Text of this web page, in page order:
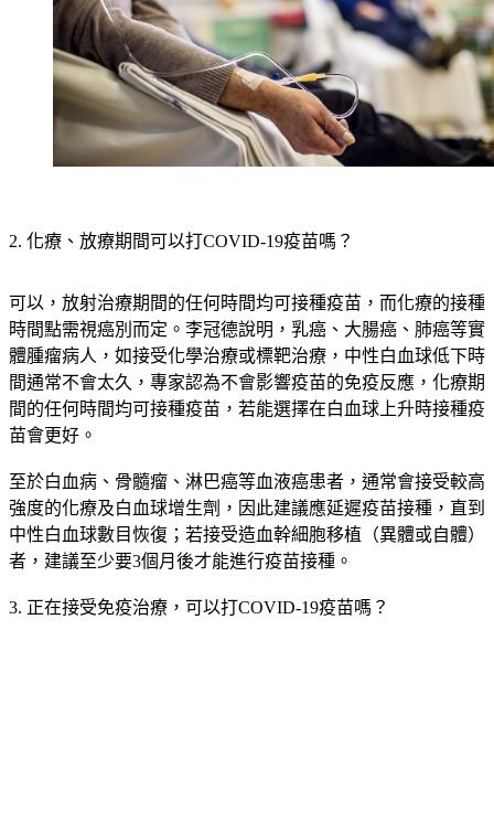
可以，放射治療期間的任何時間均可接種疫苗，而化療的接種
時間點需視癌別而定。李冠德說明，乳癌、大腸癌、肺癌等實
體腫瘤病人，如接受化學治療或標靶治療，中性白血球低下時
間通常不會太久，專家認為不會影響疫苗的免疫反應，化療期
間的任何時間均可接種疫苗，若能選擇在白血球上升時接種疫
至於白血病、骨髓瘤、淋巴癌等血液癌患者，通常會接受較高
強度的化療及白血球增生劑，因此建議應延遲疫苗接種，直到
中性白血球數目恢復；若接受造血幹細胞移植（異體或自體）